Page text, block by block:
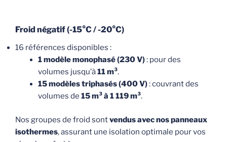
Froid négatif (-15°C / -20°C)
16 références disponibles :
1 modèle monophasé (230 V): pour des
volumes jusqu’à11 m³.
15 modèles triphasés (400 V): couvrant des
volumes de 15 m³ à 1 119 m³.
Nos groupes de froid sontvendus avec nos panneaux
isothermes, assurant une isolation optimale pour vos